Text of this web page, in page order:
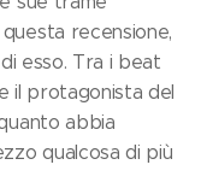
recensione,
esso. Tra i beat
il protagonista del
abbia
qualcosa di più